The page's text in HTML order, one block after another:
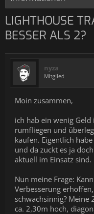
LIGHTHOUSE
BESSER ALS 2?
nyza
Mitglied
Moin zusammen,
ich hab ein wenig
rumfliegen und
kaufen. Eigentlich
und da zuckt es ja
aktuell im Einsatz sind.
Nun meine Frage:
Verbesserung
schwachsinnig? Meine
ca. 2,30m hoch,